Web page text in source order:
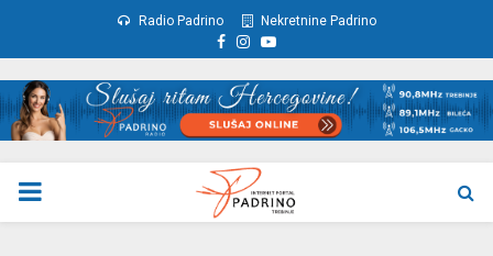
Radio Padrino Nekretnine Padrino
Facebook
Instagram
Youtube
PRIMARY